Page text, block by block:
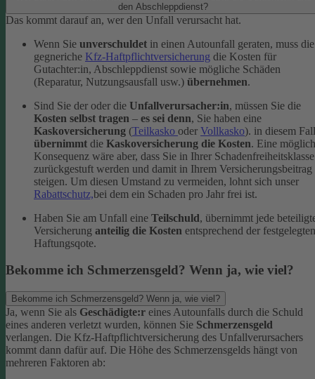
den Abschleppdienst?
Das kommt darauf an, wer den Unfall verursacht hat.
Wenn Sie unverschuldet in einen Autounfall geraten, muss die
gegneriche Kfz-Haftpflichtversicherung die Kosten für
Gutachter:in, Abschleppdienst sowie mögliche Schäden
(Reparatur, Nutzungsausfall usw.) übernehmen.
Sind Sie der oder die Unfallverursacher:in, müssen Sie die
Kosten selbst tragen – es sei denn, Sie haben eine
Kaskoversicherung (Teilkasko oder Vollkasko). in diesem Fall
übernimmt die Kaskoversicherung die Kosten. Eine
Konsequenz wäre aber, dass Sie in Ihrer Schadenfreiheitsklasse
zurückgestuft werden und damit in Ihrem Versicherungsbeitrag
steigen. Um diesen Umstand zu vermeiden, lohnt sich unser
Rabattschutz,bei dem ein Schaden pro Jahr frei ist.
Haben Sie am Unfall eine Teilschuld, übernimmt jede
Versicherung anteilig die Kosten entsprechend der festgelegten
Haftungsqote.
Bekomme ich Schmerzensgeld? Wenn ja, wie viel?
Bekomme ich Schmerzensgeld? Wenn ja, wie viel?
Ja, wenn Sie als Geschädigte:r eines Autounfalls durch die Schuld
eines anderen verletzt wurden, können Sie Schmerzensgeld
verlangen. Die Kfz-Haftpflichtversicherung des Unfallverursachers
kommt dann dafür auf. Die Höhe des Schmerzensgelds hängt von
mehreren Faktoren ab: